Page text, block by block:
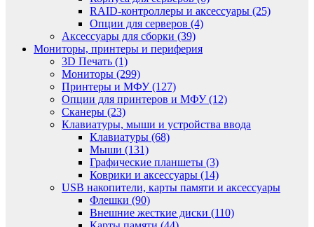
RAID-контроллеры и аксессуары (25)
Опции для серверов (4)
Аксессуары для сборки (39)
Мониторы, принтеры и периферия
3D Печать (1)
Мониторы (299)
Принтеры и МФУ (127)
Опции для принтеров и МФУ (12)
Сканеры (23)
Клавиатуры, мыши и устройства ввода
Клавиатуры (68)
Мыши (131)
Графические планшеты (3)
Коврики и аксессуары (14)
USB накопители, карты памяти и аксессуары
Флешки (90)
Внешние жесткие диски (110)